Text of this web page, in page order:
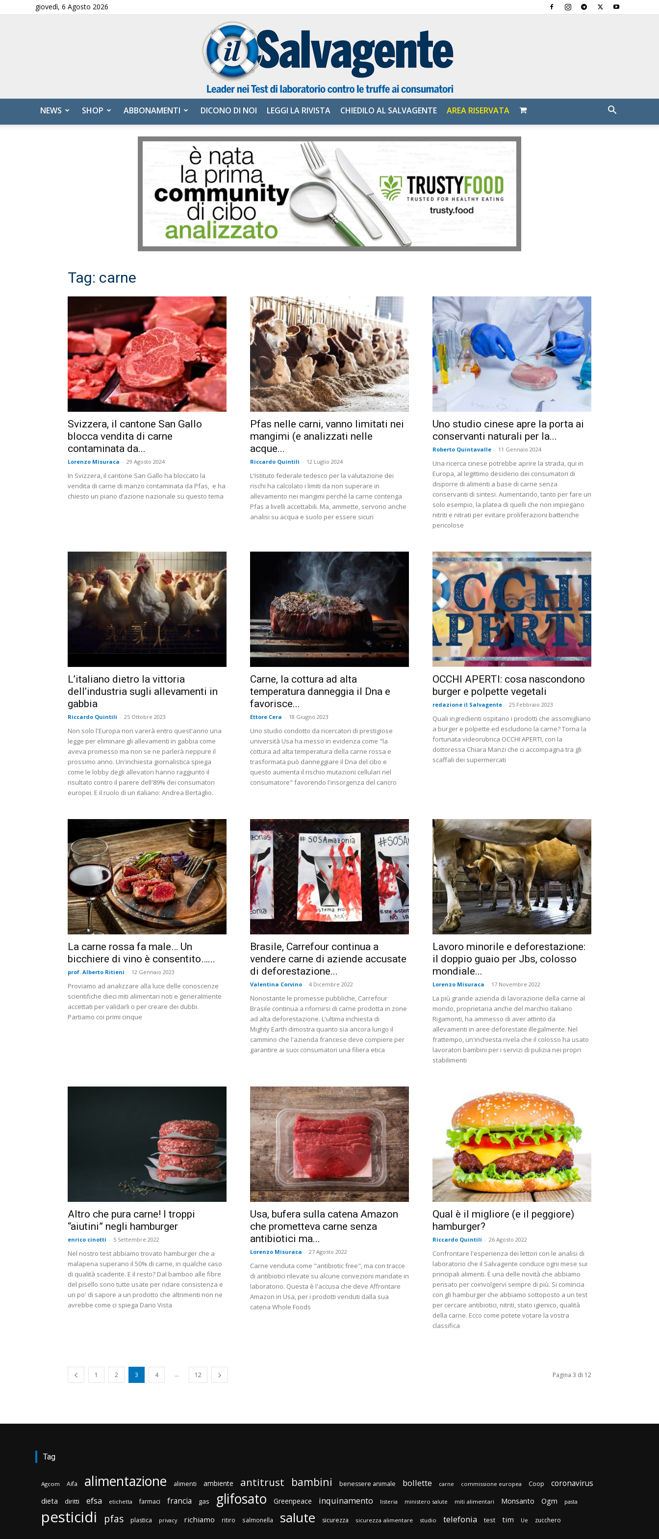
giovedì, 6 Agosto 2026
Salvagente
NEWS SHOP ABBONAMENTI DICONO DI NOI LEGGI LA RIVISTA CHIEDILO AL SALVAGENTE AREA RISERVATA
Tag: carne
Svizzera, il cantone San Gallo
blocca vendita di carne
contaminata da...
Lorenzo Misuraca - 29 Agosto 2024
In Svizzera, il cantone San Gallo ha bloccato la
vendita di carne di manzo contaminata da Pfas, e ha
chiesto un piano d’azione nazionale su questo tema
Pfas nelle carni, vanno limitati nei
mangimi (e analizzati nelle
acque...
Riccardo Quintili - 12 Luglio 2024
L'Istituto federale tedesco per la valutazione dei
rischi ha calcolato i limiti da non superare in
allevamento nei mangimi perché la carne contenga
Pfas a livelli accettabili. Ma, ammette, servono anche
analisi su acqua e suolo per essere sicuri
Uno studio cinese apre la porta ai
conservanti naturali per la...
Roberto Quintavalle - 11 Gennaio 2024
Una ricerca cinese potrebbe aprire la strada, qui in
Europa, al legittimo desiderio dei consumatori di
disporre di alimenti a base di carne senza
conservanti di sintesi. Aumentando, tanto per fare un
solo esempio, la platea di quelli che non impiegano
nitriti e nitrati per evitare proliferazioni batteriche
pericolose
L’italiano dietro la vittoria
dell’industria sugli allevamenti in
gabbia
Riccardo Quintili - 25 Ottobre 2023
Non solo l'Europa non varerà entro quest'anno una
legge per eliminare gli allevamenti in gabbia come
aveva promesso ma non se ne parlerà neppure il
prossimo anno. Un'inchiesta giornalistica spiega
come le lobby degli allevatori hanno raggiunto il
risultato contro il parere dell'89% dei consumatori
europei. E il ruolo di un italiano: Andrea Bertaglio.
Carne, la cottura ad alta
temperatura danneggia il Dna e
favorisce...
Ettore Cera - 18 Giugno 2023
Uno studio condotto da ricercatori di prestigiose
università Usa ha messo in evidenza come "la
cottura ad alta temperatura della carne rossa e
trasformata può danneggiare il Dna del cibo e
questo aumenta il rischio mutazioni cellulari nel
consumatore" favorendo l'insorgenza del cancro
OCCHI APERTI: cosa nascondono
burger e polpette vegetali
redazione il Salvagente - 25 Febbraio 2023
Quali ingredienti ospitano i prodotti che assomigliano
a burger e polpette ed escludono la carne? Torna la
fortunata videorubrica OCCHI APERTI, con la
dottoressa Chiara Manzi che ci accompagna tra gli
scaffali dei supermercati
La carne rossa fa male… Un
bicchiere di vino è consentito…...
prof. Alberto Ritieni - 12 Gennaio 2023
Proviamo ad analizzare alla luce delle conoscenze
scientifiche dieci miti alimentari noti e generalmente
accettati per validarli o per creare dei dubbi.
Partiamo coi primi cinque
Brasile, Carrefour continua a
vendere carne di aziende accusate
di deforestazione...
Valentina Corvino - 4 Dicembre 2022
Nonostante le promesse pubbliche, Carrefour
Brasile continua a rifornirsi di carne prodotta in zone
ad alta deforestazione. L'ultima inchiesta di
Mighty Earth dimostra quanto sia ancora lungo il
cammino che l'azienda francese deve compiere per
garantire ai suoi consumatori una filiera etica
Lavoro minorile e deforestazione:
il doppio guaio per Jbs, colosso
mondiale...
Lorenzo Misuraca - 17 Novembre 2022
La più grande azienda di lavorazione della carne al
mondo, proprietaria anche del marchio italiano
Rigamonti, ha ammesso di aver attinto da
allevamenti in aree deforestate illegalmente. Nel
frattempo, un'inchiesta rivela che il colosso ha usato
lavoratori bambini per i servizi di pulizia nei propri
stabilimenti
Altro che pura carne! I troppi
“aiutini” negli hamburger
enrico cinotti - 5 Settembre 2022
Nel nostro test abbiamo trovato hamburger che a
malapena superano il 50% di carne, in qualche caso
di qualità scadente. E il resto? Dal bamboo alle fibre
del pisello sono tutte usate per ridare consistenza e
un po' di sapore a un prodotto che altrimenti non ne
avrebbe come ci spiega Dario Vista
Usa, bufera sulla catena Amazon
che prometteva carne senza
antibiotici ma...
Lorenzo Misuraca - 27 Agosto 2022
Carne venduta come "antibiotic free", ma con tracce
di antibiotici rilevate su alcune convezioni mandate in
laboratorio. Questa è l'accusa che deve Affrontare
Amazon in Usa, per i prodotti venduti dalla sua
catena Whole Foods
Qual è il migliore (e il peggiore)
hamburger?
Riccardo Quintili - 26 Agosto 2022
Confrontare l'esperienza dei lettori con le analisi di
laboratorio che il Salvagente conduce ogni mese sui
principali alimenti. È una delle novità che abbiamo
pensato per coinvolgervi sempre di più. Si comincia
con gli hamburger che abbiamo sottoposto a un test
per cercare antibiotici, nitriti, stato igienico, qualità
della carne. Ecco come potete votare la vostra
classifica
1 2 3 4 ... 12 Pagina 3 di 12
Tag
Agcom Aifa alimentazione alimenti ambiente antitrust bambini benessere animale bollette carne commissione europea Coop coronavirus
dieta diritti efsa etichetta farmaci francia gas glifosato Greenpeace inquinamento listeria ministero salute miti alimentari Monsanto Ogm pasta
pesticidi pfas plastica privacy richiamo ritiro salmonella salute sicurezza sicurezza alimentare studio telefonia test tim Ue zucchero